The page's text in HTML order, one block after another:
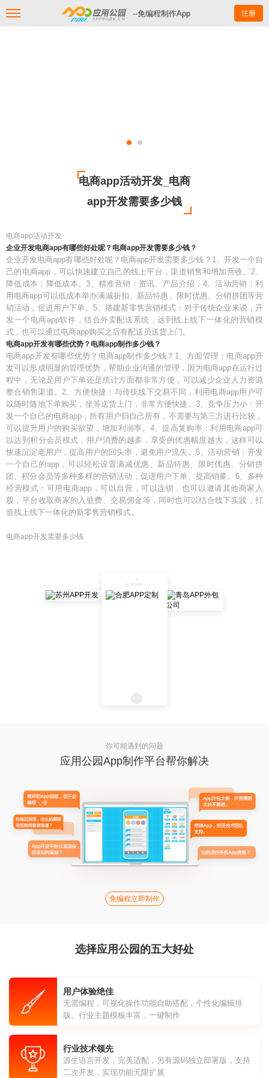
--免编程制作App 注册
电商app活动开发_电商
app开发需要多少钱
电商app活动开发
企业开发电商app有哪些好处呢？电商app开发需要多少钱？
企业开发电商app有哪些好处呢？电商app开发需要多少钱？1、开发一个自
己的电商app，可以快速建立自己的线上平台，渠道销售和增加营收。2、
降低成本：降低成本。3、精准营销：资讯、产品介绍，4、活动营销：利
用电商app可以低成本举办满减折扣、新品特惠、限时优惠、分销拼团等营
销活动，促进用户下单。5、搭建新零售营销模式：对于传统企业来说，开
发一个电商app软件，结合外卖配送系统，达到线上线下一体化的营销模
式，也可以通过电商app购买之后有配送员送货上门。
电商app开发有哪些优势？电商app制作多少钱？
电商app开发有哪些优势？电商app制作多少钱？1、方面管理：电商app开
发可以形成明显的管理优势，帮助企业沟通的管理，因为电商app在运行过
程中，无论是用户下单还是统计方面都非常方便，可以减少企业人力资源
整合销售渠道。2、方便快捷：与传统线下交易不同，利用电商app用户可
以随时随地下单购买，坐等送货上门，非常方便快捷。3、竞争压力小：开
发一个自己的电商app，所有用户归自己所有，不需要与第三方进行比较，
可以提升用户的购买欲望，增加利润率。4、提高复购率：利用电商app可
以达到积分会员模式，用户消费的越多，享受的优惠幅度越大，这样可以
快速沉淀老用户，提高用户的回头率，避免用户流失。5、活动营销：开发
一个自己的app，可以轻松设置满减优惠、新品特惠、限时优惠、分销拼
团、积分会员等多种多样的营销活动，促进用户下单、提高销量。6、多种
经营模式：可用电商app，可以自营，可以连锁，也可以邀请其他商家入
股，平台收取商家的入驻费、交易佣金等，同时也可以结合线下实践，打
造线上线下一体化的新零售营销模式。
电商app开发需要多少钱
你可能遇到的问题
应用公园App制作平台帮你解决
免编程立即制作
选择应用公园的五大好处
用户体验绝佳
无需编程，可视化操作功能自助搭配，个性化编辑排
版。行业主题模板丰富，一键制作
行业技术领先
源生语言开发，完美适配，另有源码独立部署版，支持
二次开发，实现功能无限扩展